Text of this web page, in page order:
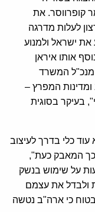
קופרווסר. את
לעלות מדרגה
את ישראל ולמנוע
אותו איראן
המשרד
המפרץ –
בעיקר בסוגית
כלי בדרך לעיצוב
כך המאבק כעת",
על שימוש בנשק
ולבדל את עצמם
כי ארה"ב נטשה